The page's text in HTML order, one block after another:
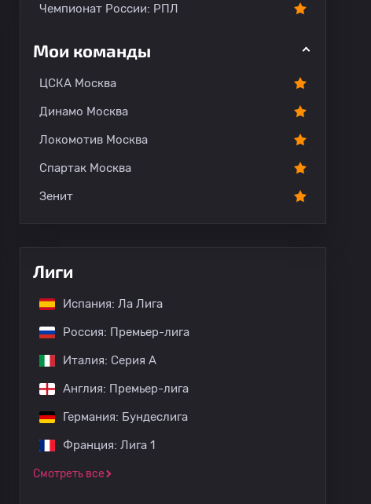
Чемпионат России: РПЛ
Мои команды
ЦСКА Москва
Динамо Москва
Локомотив Москва
Спартак Москва
Зенит
Лиги
Испания: Ла Лига
Россия: Премьер-лига
Италия: Серия А
Англия: Премьер-лига
Германия: Бундеслига
Франция: Лига 1
Смотреть все